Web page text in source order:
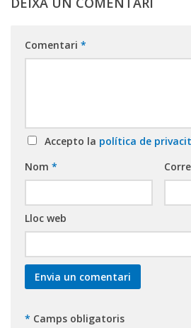
Comentari *
Accepto la política de
Nom *
Lloc web
* Camps obligatoris